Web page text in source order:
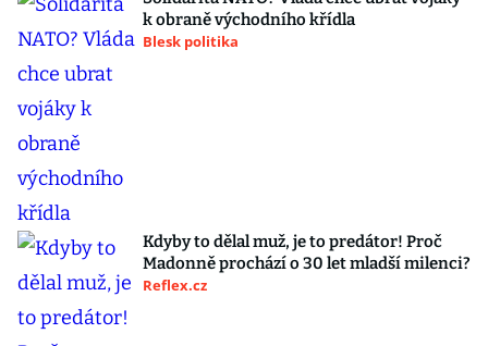
k obraně východního křídla
Blesk politika
Kdyby to dělal muž, je to predátor! Proč
Madonně prochází o 30 let mladší milenci?
Reflex.cz